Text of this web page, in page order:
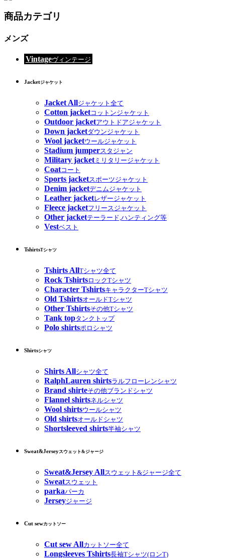
商品カテゴリ
メンズ
Vintageヴィンテージ
Jacketジャケット
Jacket Allジャケット全て
Cotton jacketコットンジャケット
Outdoor jacketアウトドアジャケット
Down jacketダウンジャケット
Wool jacketウールジャケット
Stadium jumperスタジャン
Military jacketミリタリージャケット
Coatコート
Sports jacketスポーツジャケット
Denim jacketデニムジャケット
Leather jacketレザージャケット
Fleece jacketフリースジャケット
Other jacketテーラード,ハンティング等
Vestベスト
TshirtsTシャツ
Tshirts AllTシャツ全て
Rock TshirtsロックTシャツ
Character TshirtsキャラクターTシャツ
Old TshirtsオールドTシャツ
Other Tshirtsその他Tシャツ
Tank topタンクトップ
Polo shirtsポロシャツ
Shirtsシャツ
Shirts Allシャツ全て
RalphLauren shirtsラルフローレンシャツ
Brand shirteその他ブランドシャツ
Flannel shirtsネルシャツ
Wool shirtsウールシャツ
Old shirtsオールドシャツ
Shortsleeved shirts半袖シャツ
Sweat&Jerseyスウェット&ジャージ
Sweat&Jersey Allスウェット&ジャージ全て
Sweatスウェット
parkaパーカ
Jerseyジャージ
Cut sewカットソー
Cut sew Allカットソー全て
Longsleeves Tshirts長袖Tシャツ(ロンT)